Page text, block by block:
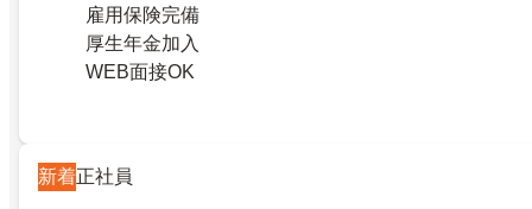
雇用保険完備
厚生年金加入
WEB面接OK
新着正社員